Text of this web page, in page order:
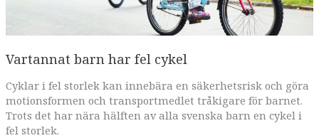
Vartannat barn har fel cykel
Cyklar i fel storlek kan innebära en säkerhetsrisk och göra
motionsformen och transportmedlet tråkigare för barnet.
Trots det har nära hälften av alla svenska barn en cykel i
fel storlek.